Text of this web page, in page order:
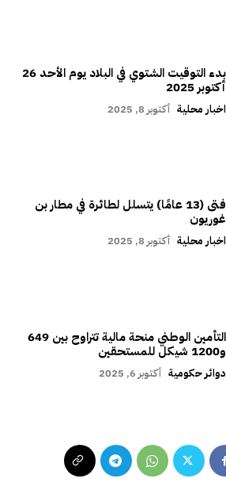
بدء التوقيت الشتوي في البلاد يوم الأحد 26
أكتوبر 2025
اخبار محلية أكتوبر 8, 2025
فتى (13 عامًا) يتسلل لطائرة في مطار بن
غوريون
اخبار محلية أكتوبر 8, 2025
التأمين الوطني منحة مالية تتراوح بين 649
و1200 شيكل للمستحقين
دوائر حكومية أكتوبر 6, 2025